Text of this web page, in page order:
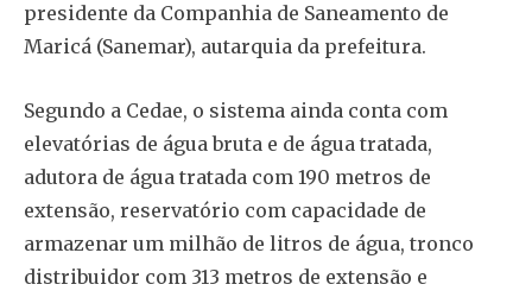
presidente da Companhia de Saneamento de
Maricá (Sanemar), autarquia da prefeitura.
Segundo a Cedae, o sistema ainda conta com
elevatórias de água bruta e de água tratada,
adutora de água tratada com 190 metros de
extensão, reservatório com capacidade de
armazenar um milhão de litros de água, tronco
distribuidor com 313 metros de extensão e